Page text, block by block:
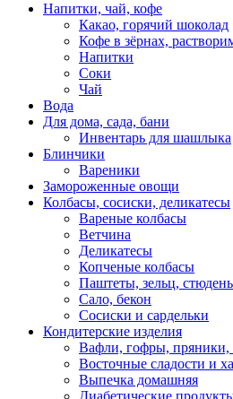
Напитки, чай, кофе
Какао, горячий шоколад
Кофе в зёрнах,
Напитки
Соки
Чай
Вода
Для дома, сада, бани
Инвентарь для шашлыка
Блинчики
Вареники
Замороженные овощи
Колбасы, сосиски, деликатесы
Вареные колбасы
Ветчина
Деликатесы
Копченые колбасы
Паштеты, зельц, стюдень
Сало, бекон
Сосиски и сардельки
Кондитерские изделия
Вафли, гофры, пряники,
Восточные сладости и
Выпечка домашняя
Диабетические